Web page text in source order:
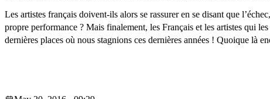
Les artistes français doivent-ils alors se rassurer en se disant que
propre performance ? Mais finalement, les Français et les artistes qui
dernières places où nous stagnions ces dernières années ! Quoique là